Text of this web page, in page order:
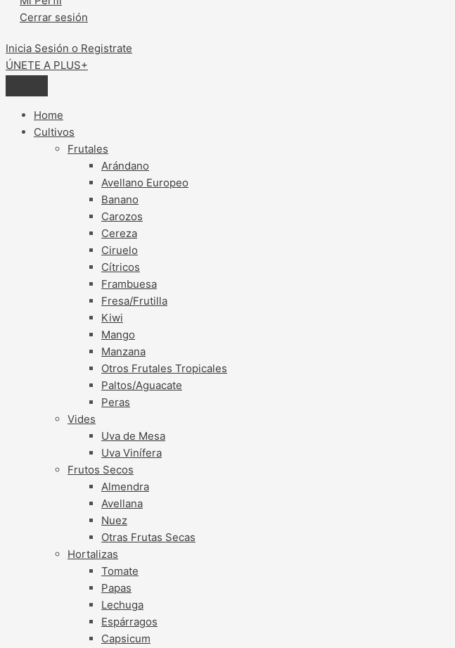
Cerrar sesión
Inicia Sesión o Registrate
ÚNETE A PLUS+
Home
Cultivos
Frutales
Arándano
Avellano Europeo
Banano
Carozos
Cereza
Ciruelo
Cítricos
Frambuesa
Fresa/Frutilla
Kiwi
Mango
Manzana
Otros Frutales Tropicales
Paltos/Aguacate
Peras
Vides
Uva de Mesa
Uva Vinífera
Frutos Secos
Almendra
Avellana
Nuez
Otras Frutas Secas
Hortalizas
Tomate
Papas
Lechuga
Espárragos
Capsicum